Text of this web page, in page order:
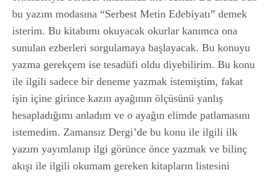
bu yazım modasına “Serbest Metin Edebiyatı” demek
isterim. Bu kitabımı okuyacak okurlar kanımca ona
sunulan ezberleri sorgulamaya başlayacak. Bu konuyu
yazma gerekçem ise tesadüfi oldu diyebilirim. Bu konu
ile ilgili sadece bir deneme yazmak istemiştim, fakat
işin içine girince kazın ayağının ölçüsünü yanlış
hesapladığımı anladım ve o ayağın elimde patlamasını
istemedim. Zamansız Dergi’de bu konu ile ilgili ilk
yazım yayımlanıp ilgi görünce önce yazmak ve bilinç
akışı ile ilgili okumam gereken kitapların listesini